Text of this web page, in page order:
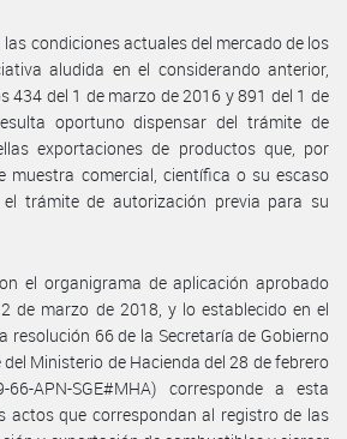
condiciones actuales del mercado de los
aludida en el considerando anterior,
434 del 1 de marzo de 2016 y 891 del 1 de
oportuno dispensar del trámite de
exportaciones de productos que, por
muestra comercial, científica o su escaso
trámite de autorización previa para su
el organigrama de aplicación aprobado
de marzo de 2018, y lo establecido en el
resolución 66 de la Secretaría de Gobierno
Ministerio de Hacienda del 28 de febrero
66-APN-SGE#MHA) corresponde a esta
actos que correspondan al registro de las